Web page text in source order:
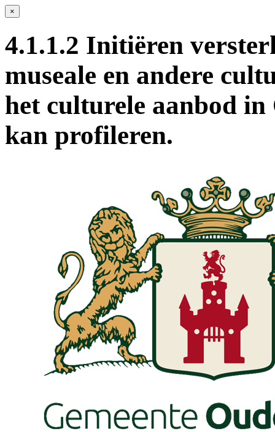
×
4.1.1.2 Initiëren
museale en andere
het culturele aanbod
kan profileren.